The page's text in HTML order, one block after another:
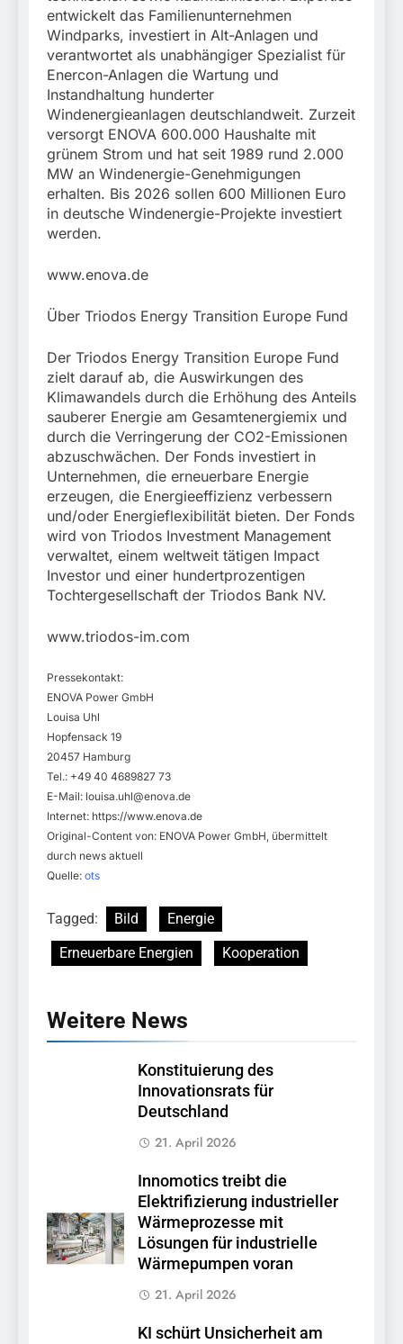
entwickelt das Familienunternehmen
Windparks, investiert in Alt-Anlagen und
verantwortet als unabhängiger Spezialist für
Enercon-Anlagen die Wartung und
Instandhaltung hunderter
Windenergieanlagen deutschlandweit. Zurzeit
versorgt ENOVA 600.000 Haushalte mit
grünem Strom und hat seit 1989 rund 2.000
MW an Windenergie-Genehmigungen
erhalten. Bis 2026 sollen 600 Millionen Euro
in deutsche Windenergie-Projekte investiert
werden.
www.enova.de
Über Triodos Energy Transition Europe Fund
Der Triodos Energy Transition Europe Fund
zielt darauf ab, die Auswirkungen des
Klimawandels durch die Erhöhung des Anteils
sauberer Energie am Gesamtenergiemix und
durch die Verringerung der CO2-Emissionen
abzuschwächen. Der Fonds investiert in
Unternehmen, die erneuerbare Energie
erzeugen, die Energieeffizienz verbessern
und/oder Energieflexibilität bieten. Der Fonds
wird von Triodos Investment Management
verwaltet, einem weltweit tätigen Impact
Investor und einer hundertprozentigen
Tochtergesellschaft der Triodos Bank NV.
www.triodos-im.com
Pressekontakt:
ENOVA Power GmbH
Louisa Uhl
Hopfensack 19
20457 Hamburg
Tel.: +49 40 4689827 73
E-Mail: louisa.uhl@enova.de
Internet: https://www.enova.de
Original-Content von: ENOVA Power GmbH, übermittelt
durch news aktuell
Quelle: ots
Tagged: Bild
Energie
Erneuerbare Energien
Kooperation
Weitere News
Konstituierung des
Innovationsrats für
Deutschland
21. April 2026
Innomotics treibt die
Elektrifizierung industrieller
Wärmeprozesse mit
Lösungen für industrielle
Wärmepumpen voran
21. April 2026
KI schürt Unsicherheit am